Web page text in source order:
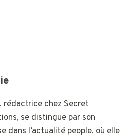
rédactrice chez Secret
se distingue par son
dans l’actualité people, où elle